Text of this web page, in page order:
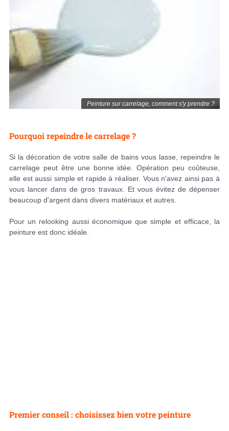
Peinture sur carrelage, comment s'y prendre ?
Pourquoi repeindre le carrelage ?
Si la décoration de votre salle de bains vous lasse, repeindre le
carrelage peut être une bonne idée. Opération peu coûteuse,
elle est aussi simple et rapide à réaliser. Vous n'avez ainsi pas à
vous lancer dans de gros travaux. Et vous évitez de dépenser
beaucoup d'argent dans divers matériaux et autres.
Pour un relooking aussi économique que simple et efficace, la
peinture est donc idéale.
Premier conseil : choisissez bien votre peinture